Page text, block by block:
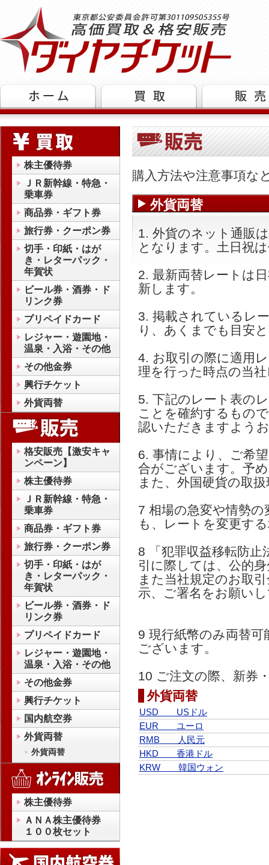
株主優待券
ＪＲ新幹線・特急・
乗車券
商品券・ギフト券
旅行券・クーポン券
切手・印紙・はが
き・レターパック・
年賀状
ビール券・酒券・ド
リンク券
プリペイドカード
レジャー・遊園地・
温泉・入浴・その他
その他金券
興行チケット
外貨両替
格安販売【激安キャ
ンペーン】
株主優待券
ＪＲ新幹線・特急・
乗車券
商品券・ギフト券
旅行券・クーポン券
切手・印紙・はが
き・レターパック・
年賀状
ビール券・酒券・ド
リンク券
プリペイドカード
レジャー・遊園地・
温泉・入浴・その他
その他金券
興行チケット
国内航空券
外貨両替
外貨両替
株主優待券
ＡＮＡ株主優待券
１００枚セット
購入方法や注意事項な
外貨両替
1. 外貨のネット通販
となります。土日祝
2. 最新両替レートは
新します。
3. 掲載されているレ
り、あくまでも目安
4. お取引の際に適用
理を行った時点の当
5. 下記のレート表の
ことを確約するもの
認いただきますよう
6. 事情により、ご希
合がございます。予
また、外国硬貨の取
7 相場の急変や情勢
も、レートを変更す
8 「犯罪収益移転防
引に際しては、公的
また当社規定のお取
示、ご署名をお願い
9 現行紙幣のみ両替
ございます。
10 ご注文の際、新券
外貨両替
USD USドル
EUR ユーロ
RMB 人民元
HKD 香港ドル
KRW 韓国ウォン